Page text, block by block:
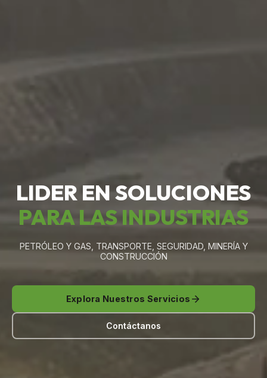
LIDER EN SOLUCIONES
PARA LAS INDUSTRIAS
PETRÓLEO Y GAS, TRANSPORTE, SEGURIDAD, MINERÍA Y
CONSTRUCCIÓN
Explora Nuestros Servicios
Contáctanos